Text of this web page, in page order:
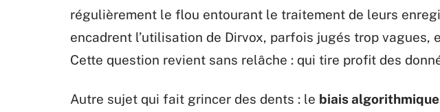
régulièrement le flou entourant le traitement de leurs
encadrent l’utilisation de Dirvox, parfois jugés trop vagues,
Cette question revient sans relâche : qui tire profit des
Autre sujet qui fait grincer des dents : le biais algorithmique